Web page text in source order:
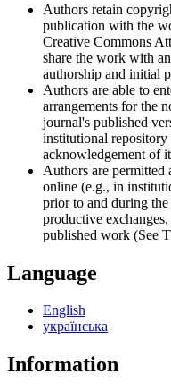
Authors retain
publication with the
Creative Commons
share the work with
authorship and initial
Authors are able to
arrangements for the
journal's published
institutional
acknowledgement of
Authors are permitted
online (e.g., in
prior to and during the
productive
published work (See
Language
English
українська
Information